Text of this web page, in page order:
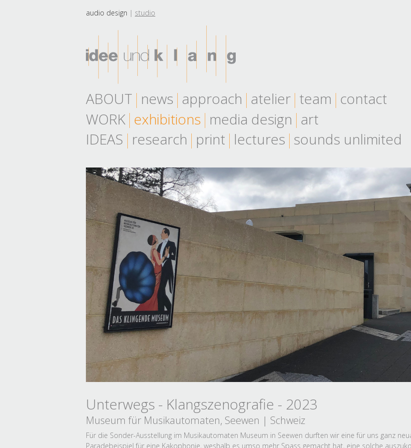
audio design studio
ABOUT news approach atelier team contact
WORK exhibitions media design art
IDEAS research print lectures sounds unlimited
Unterwegs - Klangszenografie - 2023
Museum für Musikautomaten, Seewen | Schweiz
Für die Sonder-Ausstellung im Musikautomaten Museum in Seewen durften wir eine für uns ganz
Paradebeispiel für eine Kakophonie, weshalb es umso mehr Spass gemacht hat, eine solche